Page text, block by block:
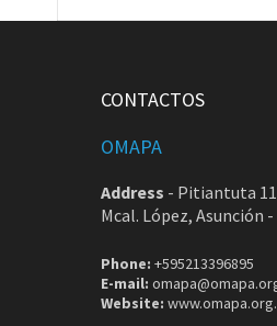
CONTACTOS
OMAPA
Address - Pitiantuta
Mcal. López, Asunción
Phone: +595213396895
E-mail:
Website: